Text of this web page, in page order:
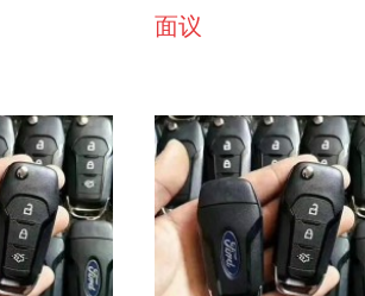
面议